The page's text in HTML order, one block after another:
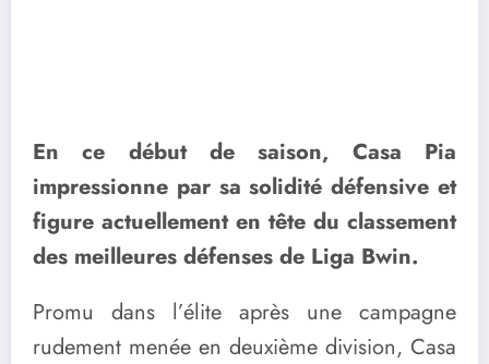
En ce début de saison, Casa Pia
impressionne par sa solidité défensive et
figure actuellement en tête du classement
des meilleures défenses de Liga Bwin.
Promu dans l’élite après une campagne
rudement menée en deuxième division, Casa